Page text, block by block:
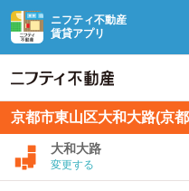
ニフティ不動産
賃貸アプリ
京都市東山区大和大路(京
大和大路
変更する